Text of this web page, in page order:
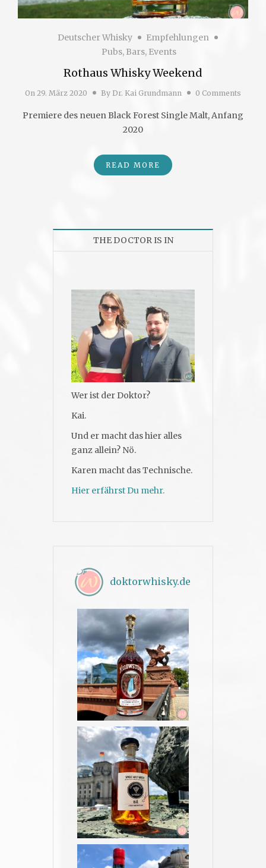
Deutscher Whisky
Empfehlungen
Pubs, Bars, Events
Rothaus Whisky Weekend
On 29. März 2020 By Dr. Kai Grundmann 0 Comments
Premiere des neuen Black Forest Single Malt, Anfang
2020
READ MORE
THE DOCTOR IS IN
Wer ist der Doktor?
Kai.
Und er macht das hier alles
ganz allein? Nö.
Karen macht das Technische.
Hier erfährst Du mehr.
doktorwhisky.de